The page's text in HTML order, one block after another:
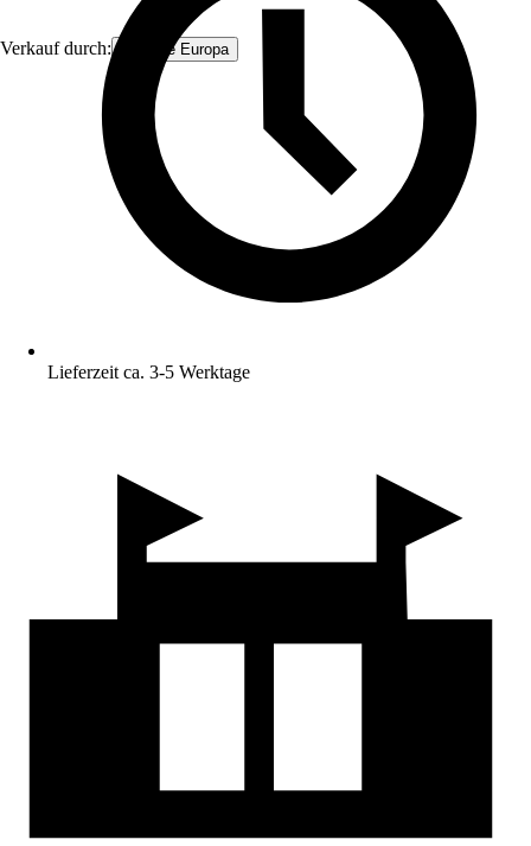
Verkauf durch: Firstline Europa
Lieferzeit ca. 3-5 Werktage